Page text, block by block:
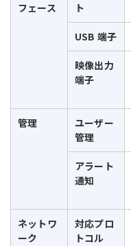
フェース
ト
USB 端子
映像出力
端子
管理
ユーザー
管理
アラート
通知
ネットワ
ーク
対応プロ
トコル